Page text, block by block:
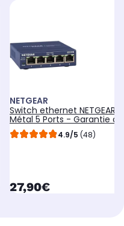
NETGEAR
Switch ethernet NETGEAR
Métal 5 Ports - Garantie à
4.9/5 (48)
currentPrice
27,90€